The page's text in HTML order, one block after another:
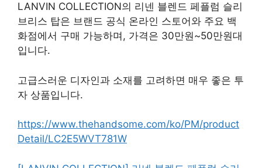
LANVIN COLLECTION의 리넨 블렌드 페플럼 슬리
브리스 탑은 브랜드 공식 온라인 스토어와 주요 백
화점에서 구매 가능하며, 가격은 30만원~50만원대
입니다.
고급스러운 디자인과 소재를 고려하면 매우 좋은 투
자 상품입니다.
https://www.thehandsome.com/ko/PM/product
Detail/LC2E5WVT781W